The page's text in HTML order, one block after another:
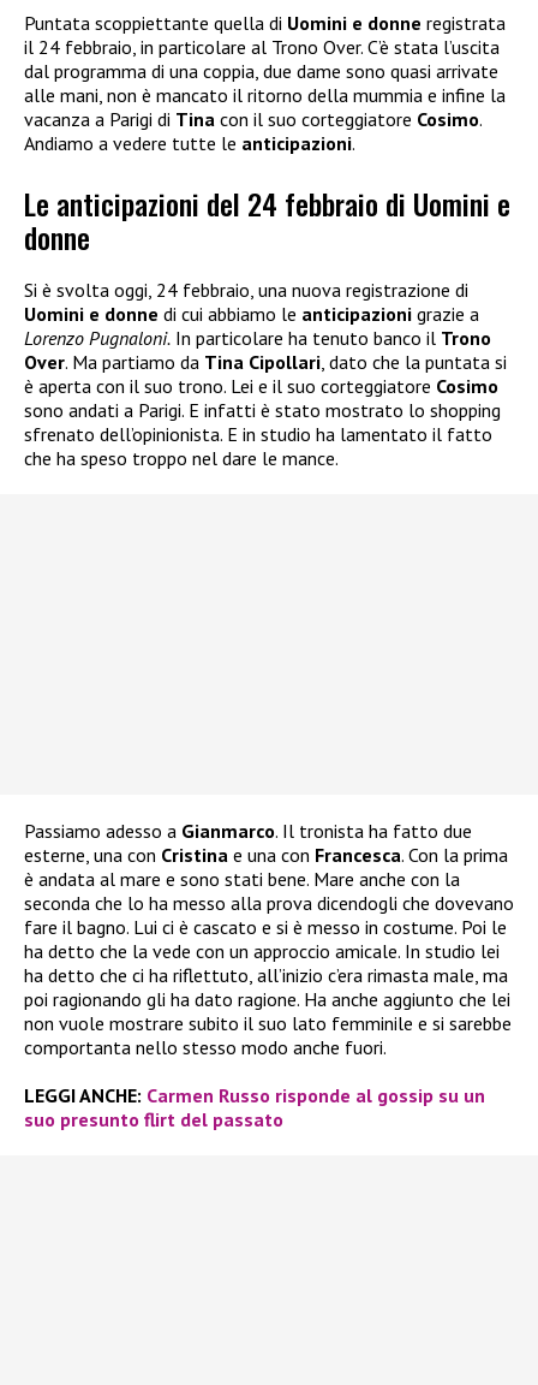
Puntata scoppiettante quella di Uomini e donne registrata
il 24 febbraio, in particolare al Trono Over. C’è stata l’uscita
dal programma di una coppia, due dame sono quasi arrivate
alle mani, non è mancato il ritorno della mummia e infine la
vacanza a Parigi di Tina con il suo corteggiatore Cosimo.
Andiamo a vedere tutte le anticipazioni.
Le anticipazioni del 24 febbraio di Uomini e
donne
Si è svolta oggi, 24 febbraio, una nuova registrazione di
Uomini e donne di cui abbiamo le anticipazioni grazie a
Lorenzo Pugnaloni. In particolare ha tenuto banco il Trono
Over. Ma partiamo da Tina Cipollari, dato che la puntata si
è aperta con il suo trono. Lei e il suo corteggiatore Cosimo
sono andati a Parigi. E infatti è stato mostrato lo shopping
sfrenato dell’opinionista. E in studio ha lamentato il fatto
che ha speso troppo nel dare le mance.
Passiamo adesso a Gianmarco. Il tronista ha fatto due
esterne, una con Cristina e una con Francesca. Con la prima
è andata al mare e sono stati bene. Mare anche con la
seconda che lo ha messo alla prova dicendogli che dovevano
fare il bagno. Lui ci è cascato e si è messo in costume. Poi le
ha detto che la vede con un approccio amicale. In studio lei
ha detto che ci ha riflettuto, all’inizio c’era rimasta male, ma
poi ragionando gli ha dato ragione. Ha anche aggiunto che lei
non vuole mostrare subito il suo lato femminile e si sarebbe
comportanta nello stesso modo anche fuori.
LEGGI ANCHE: Carmen Russo risponde al gossip su un
suo presunto flirt del passato